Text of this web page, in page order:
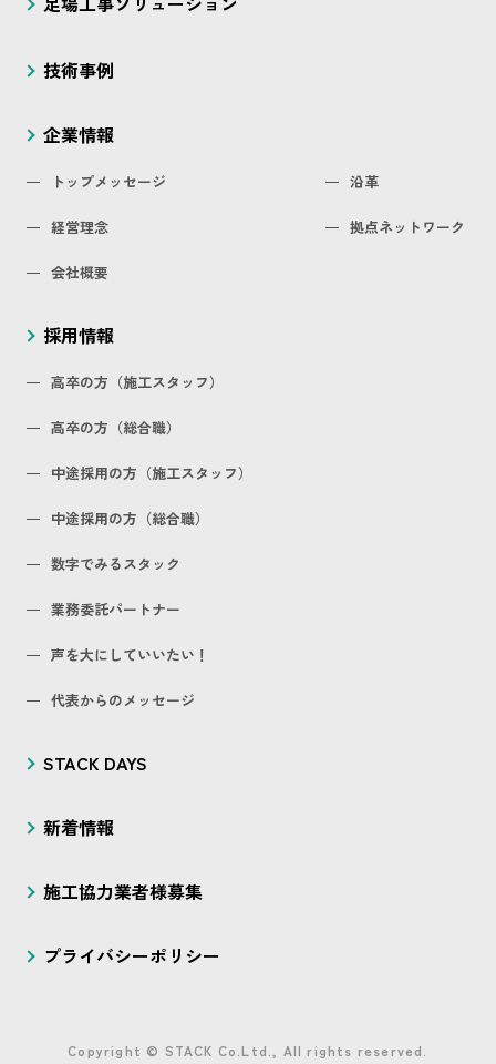
技術事例
企業情報
トップメッセージ
経営理念
会社概要
沿革
拠点ネットワーク
採用情報
高卒の方（施工スタッフ）
高卒の方（総合職）
中途採用の方（施工スタッフ）
中途採用の方（総合職）
業務委託パートナー
代表からのメッセージ
数字でみるスタック
声を大にしていいたい！
STACK DAYS
新着情報
施工協力業者様募集
プライバシーポリシー
Copyright © STACK Co.Ltd., All rights reserved.